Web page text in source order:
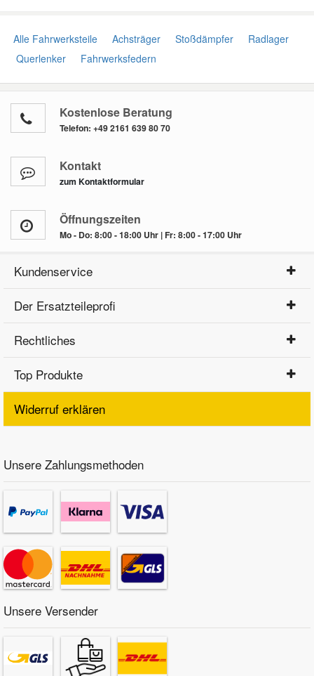
Alle Fahrwerksteile Achsträger Stoßdämpfer
Radlager
Querlenker
Fahrwerksfedern
Kostenlose Beratung
Telefon: +49 2161 639 80 70
Kontakt
zum Kontaktformular
Öffnungszeiten
Mo - Do: 8:00 - 18:00 Uhr | Fr: 8:00 - 17:00 Uhr
Kundenservice
Der Ersatzteileprofi
Rechtliches
Top Produkte
Widerruf erklären
Unsere Zahlungsmethoden
Unsere Versender